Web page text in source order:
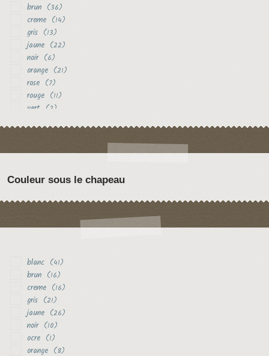
brun (36)
creme (14)
gris (13)
jaune (22)
noir (6)
orange (21)
rose (7)
rouge (11)
vert (2)
Couleur sous le chapeau
blanc (41)
brun (16)
creme (16)
gris (21)
jaune (26)
noir (10)
ocre (1)
orange (8)